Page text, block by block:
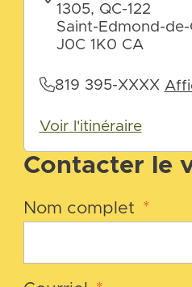
Contacter le
Nom complet *
1305, QC-122
Saint-Edmond-
J0C 1K0 CA
819 395-XXXX
Voir l'itinéraire